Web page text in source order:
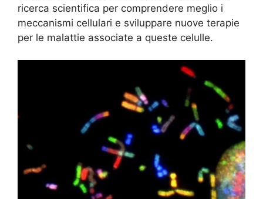
ricerca scientifica per comprendere meglio i
meccanismi cellulari e sviluppare nuove terapie
per le malattie associate a queste celulle.